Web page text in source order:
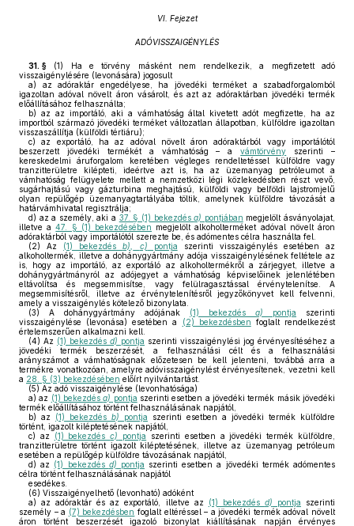
VI. Fejezet
ADÓVISSZAIGÉNYLÉS
31. § (1)
Ha e törvény másként nem rendelkezik, a megfizetett adó
visszaigénylésére (levonására) jogosult
a) az adóraktár engedélyese, ha jövedéki terméket a szabadforgalomból
igazoltan adóval növelt áron vásárolt, és azt az adóraktárban jövedéki termék
előállításához felhasználta;
b) az az importáló, aki a vámhatóság által kivetett adót megfizette, ha az
importból származó jövedéki terméket változatlan állapotban, külföldre igazoltan
visszaszállítja (külföldi tértiáru);
c) az exportáló, ha az adóval növelt áron adóraktárból vagy importálótól
beszerzett jövedéki termékét a vámhatóság – avámtörvény szerinti –
kereskedelmi áruforgalom keretében végleges rendeltetéssel külföldre vagy
tranzitterületre kilépteti, ideértve azt is, ha az üzemanyag petróleumot a
vámhatóság felügyelete mellett a nemzetközi légi közlekedésben részt vevő,
sugárhajtású vagy gázturbina meghajtású, külföldi vagy belföldi lajstromjelű
olyan repülőgép üzemanyagtartályába töltik, amelynek külföldre távozását a
határvámhivatal regisztrálja;
d) az a személy, aki a 37. § (1) bekezdésa) pontjában megjelölt ásványolajat,
illetve a47. § (1) bekezdésében megjelölt alkoholterméket adóval növelt áron
adóraktárból vagy importálótól szerezte be, és adómentes célra használta fel.
(2) Az (1) bekezdésb), c) pontja szerinti visszaigénylés esetében az
alkoholtermék, illetve a dohánygyártmány adója visszaigénylésének feltétele az
is, hogy az importáló, az exportáló az alkoholtermékről a zárjegyet, illetve a
dohánygyártmányról az adójegyet a vámhatóság képviselőinek jelenlétében
eltávolítsa és megsemmisítse, vagy felülragasztással érvénytelenítse. A
megsemmisítésről, illetve az érvénytelenítésről jegyzőkönyvet kell felvenni,
amely a visszaigénylés kötelező bizonylata.
(3) A dohánygyártmány adójának (1) bekezdés a) pontja szerinti
visszaigénylése (levonása) esetében a
(2) bekezdésben foglalt rendelkezést
értelemszerűen alkalmazni kell.
(4) Az (1) bekezdés d) pontja szerinti visszaigénylési jog érvényesítéséhez a
jövedéki termék beszerzését, a felhasználási célt és a felhasználási
arányszámot a vámhatóságnak előzetesen be kell jelenteni, továbbá arra a
termékre vonatkozóan, amelyre adóvisszaigénylést érvényesítenek, vezetni kell
a 28. § (3) bekezdésében előírt nyilvántartást.
(5) Az adó visszaigénylése (levonhatósága)
a) az (1) bekezdésa) pontja szerinti esetben a jövedéki termék másik jövedéki
termék előállításához történt felhasználásának napjától,
b) az (1) bekezdés b) pontja szerinti esetben a jövedéki termék külföldre
történt, igazolt kiléptetésének napjától,
c) az (1) bekezdésc) pontja szerinti esetben a jövedéki termék külföldre,
tranzitterületre történt igazolt kiléptetésének, illetve az üzemanyag petróleum
esetében a repülőgép külföldre távozásának napjától,
d) az (1) bekezdés d) pontja szerinti esetben a jövedéki termék adómentes
célra történt felhasználásának napjától
esedékes.
(6) Visszaigényelhető (levonható) adóként
a) az adóraktár és az exportáló, illetve az (1) bekezdés d) pontja szerinti
személy – a (7) bekezdésben foglalt eltéréssel – a jövedéki termék adóval növelt
áron történt beszerzését igazoló bizonylat kiállításának napján érvényes